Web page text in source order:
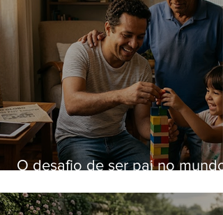
O desafio de ser pai no mundo